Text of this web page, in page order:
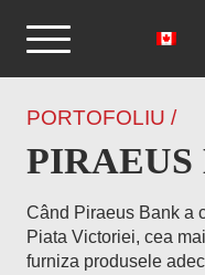
PORTOFOLIU /
PIRAEUS
Când Piraeus Bank a
Piata Victoriei, cea
furniza produsele